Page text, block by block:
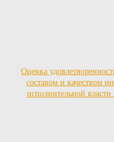
Оценка
составом и качеством
исполнительной